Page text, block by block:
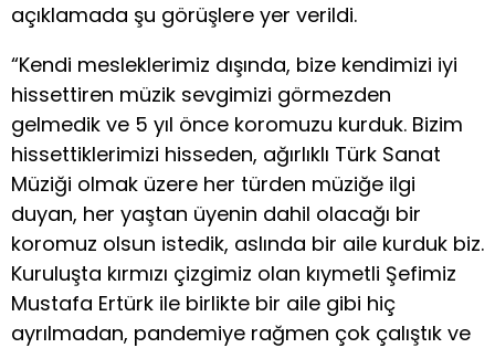
açıklamada şu görüşlere yer verildi.
“Kendi mesleklerimiz dışında, bize kendimizi iyi
hissettiren müzik sevgimizi görmezden
gelmedik ve 5 yıl önce koromuzu kurduk. Bizim
hissettiklerimizi hisseden, ağırlıklı Türk Sanat
Müziği olmak üzere her türden müziğe ilgi
duyan, her yaştan üyenin dahil olacağı bir
koromuz olsun istedik, aslında bir aile kurduk biz.
Kuruluşta kırmızı çizgimiz olan kıymetli Şefimiz
Mustafa Ertürk ile birlikte bir aile gibi hiç
ayrılmadan, pandemiye rağmen çok çalıştık ve